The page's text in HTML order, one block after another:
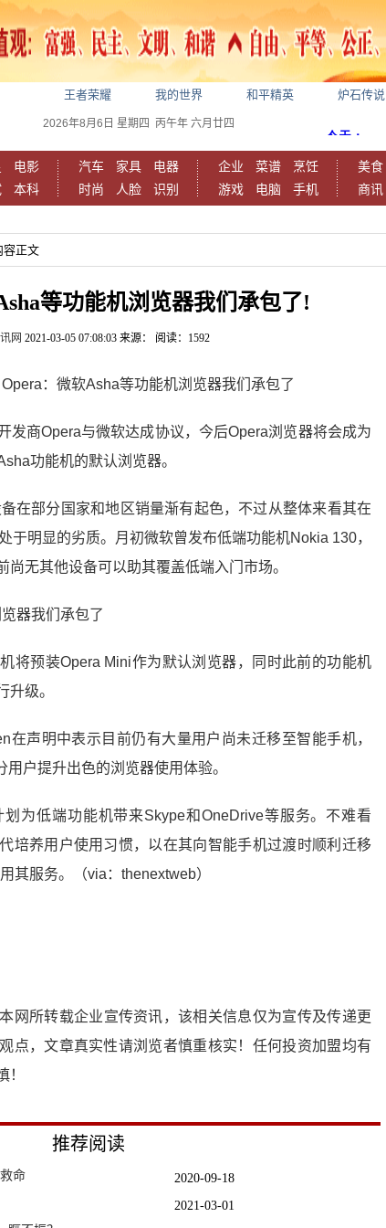
王者荣耀 我的世界 和平精英 炉石传说
2026年8月6日 星期四 丙午年 六月廿四
电影
本科
汽车 家具
电器
时尚
人脸 识别
企业 菜谱
烹饪
游戏
电脑 手机
美食
商讯
容正文
等功能机浏览器我们承包了!
网 2021-03-05 07:08:03 来源： 阅读：1592
：微软Asha等功能机浏览器我们承包了
发商Opera与微软达成协议，今后Opera浏览器将会成为
功能机的默认浏览器。
在部分国家和地区销量渐有起色，不过从整体来看其在
于明显的劣质。月初微软曾发布低端功能机Nokia 130，
尚无其他设备可以助其覆盖低端入门市场。
将预装Opera Mini作为默认浏览器，同时此前的功能机
升级。
在声明中表示目前仍有大量用户尚未迁移至智能手机，
户提升出色的浏览器使用体验。
为低端功能机带来Skype和OneDrive等服务。不难看
培养用户使用习惯，以在其向智能手机过渡时顺利迁移
其服务。（via：thenextweb）
网所转载企业宣传资讯，该相关信息仅为宣传及传递更
点，文章真实性请浏览者慎重核实！任何投资加盟均有
！
推荐阅读
2020-09-18
命
2021-03-01